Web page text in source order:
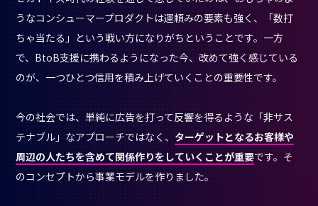
うなコンシューマープロダクトは運頼みの要素も強く、「数打
ちゃ当たる」という戦い方になりがちということです。一方
で、BtoB支援に携わるようになった今、改めて強く感じている
のが、一つひとつ信用を積み上げていくことの重要性です。
今の社会では、単純に広告を打って反響を得るような「非サス
テナブル」なアプローチではなく、 ターゲットとなるお客様や
周辺の人たちを含めて関係作りをしていくことが重要です。そ
のコンセプトから事業モデルを作りました。